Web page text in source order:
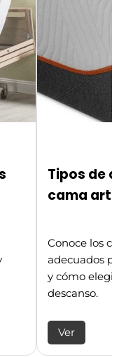
Tipos de
cama
Conoce los
adecuados
y cómo
descanso.
Ver